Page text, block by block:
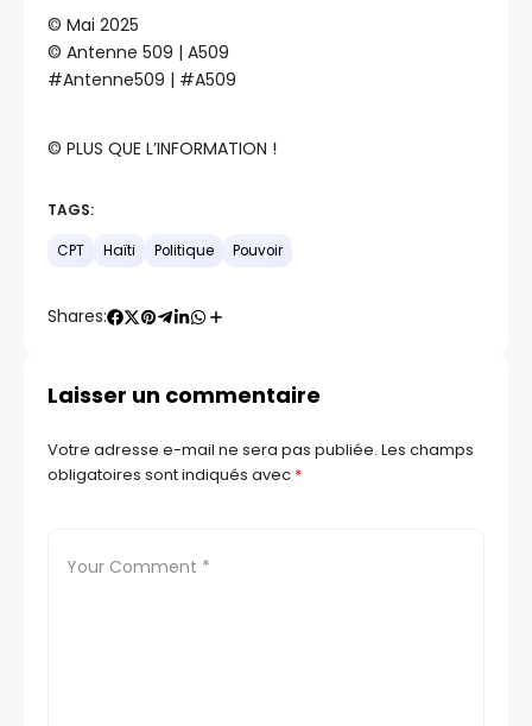
©️ Mai 2025
©️ Antenne 509 | A509
#Antenne509 | #A509
©️ PLUS QUE L’INFORMATION !
TAGS:
CPT Haïti Politique Pouvoir
Shares:
Laisser un commentaire
Votre adresse e-mail ne sera pas publiée. Les champs
obligatoires sont indiqués avec *